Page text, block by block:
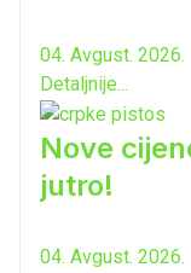
04. Avgust. 2026.
Detaljnije...
Nove
jutro!
04. Avgust. 2026.